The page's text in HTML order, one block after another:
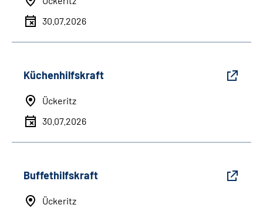
30.07.2026
Küchenhilfskraft
Ückeritz
30.07.2026
Buffethilfskraft
Ückeritz